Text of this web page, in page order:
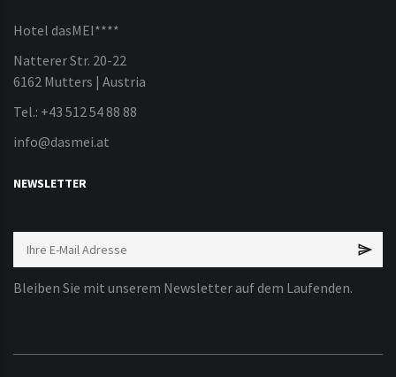
Hotel dasMEI****
Natterer Str. 20-22
6162 Mutters | Austria
Tel.: +43 512 54 88 88
info@dasmei.at
NEWSLETTER
Bleiben Sie mit unserem Newsletter auf dem Laufenden.